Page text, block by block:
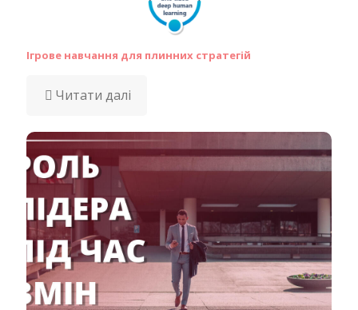
Ігрове навчання для плинних стратегій
Читати далі